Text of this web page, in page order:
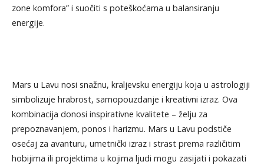
zone komfora” i suočiti s poteškoćama u balansiranju
energije.
Mars u Lavu nosi snažnu, kraljevsku energiju koja u astrologiji
simbolizuje hrabrost, samopouzdanje i kreativni izraz. Ova
kombinacija donosi inspirativne kvalitete – želju za
prepoznavanjem, ponos i harizmu. Mars u Lavu podstiče
osećaj za avanturu, umetnički izraz i strast prema različitim
hobijima ili projektima u kojima ljudi mogu zasijati i pokazati